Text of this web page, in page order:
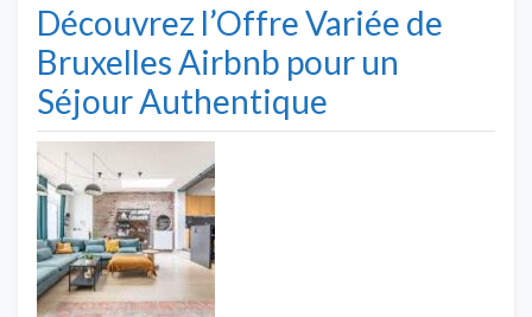
Découvrez l’Offre Variée de
Bruxelles Airbnb pour un
Séjour Authentique